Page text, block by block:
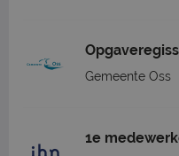
Gemeente Oss
1e